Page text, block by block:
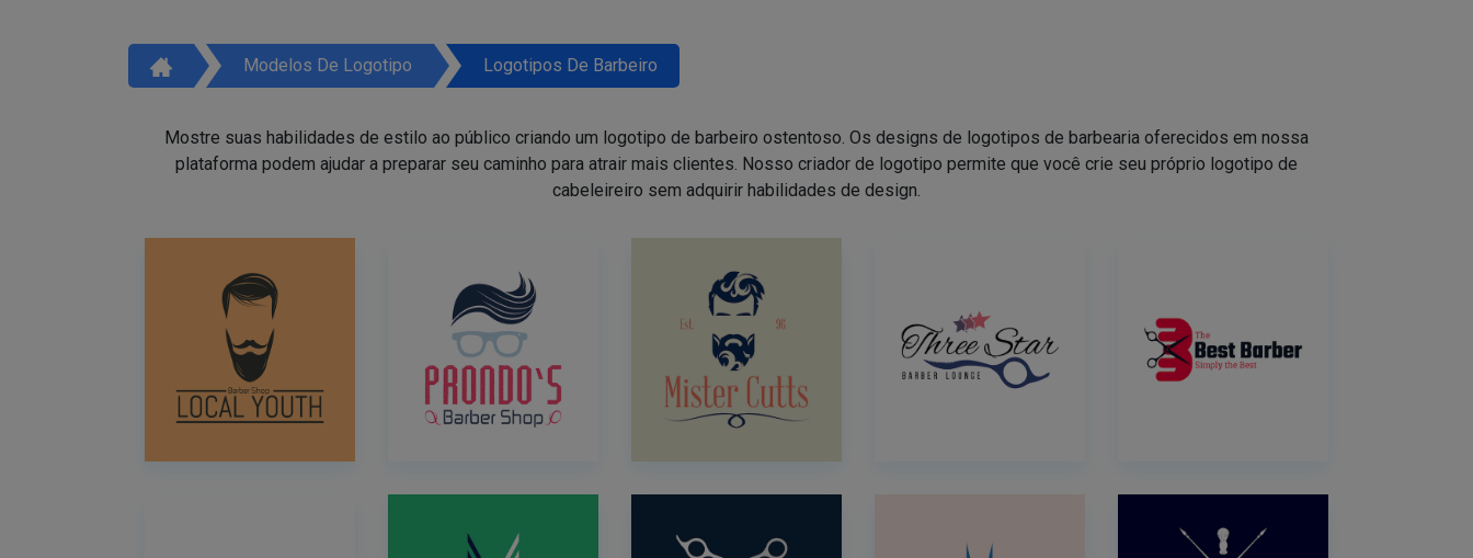
Modelos De Logotipo Logotipos De Barbeiro
Mostre suas habilidades de estilo ao público criando um logotipo de barbeiro ostentoso. Os designs de logotipos de barbearia oferecidos em nossa
plataforma podem ajudar a preparar seu caminho para atrair mais clientes. Nosso criador de logotipo permite que você crie seu próprio logotipo de
cabeleireiro sem adquirir habilidades de design.